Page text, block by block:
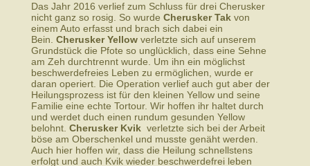
Das Jahr 2016 verlief zum Schluss für drei Cherusker
nicht ganz so rosig. So wurde Cherusker Tak von
einem Auto erfasst und brach sich dabei ein
Bein. Cherusker Yellow verletzte sich auf unserem
Grundstück die Pfote so unglücklich, dass eine Sehne
am Zeh durchtrennt wurde. Um ihn ein möglichst
beschwerdefreies Leben zu ermöglichen, wurde er
daran operiert. Die Operation verlief auch gut aber der
Heilungsprozess ist für den kleinen Yellow und seine
Familie eine echte Tortour. Wir hoffen ihr haltet durch
und werdet duch einen rundum gesunden Yellow
belohnt. Cherusker Kvik verletzte sich bei der Arbeit
böse am Oberschenkel und musste genäht werden.
Auch hier hoffen wir, dass die Heilung schnellstens
erfolgt und auch Kvik wieder beschwerdefrei leben